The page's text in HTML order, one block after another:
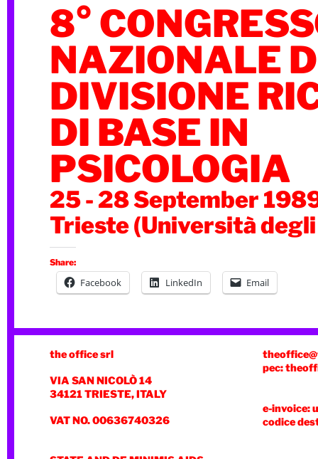
8°
NAZIONALE
DIVISIONE
DI BASE IN
PSICOLOGIA
25 - 28 September
Trieste (Università
Share:
Facebook LinkedIn Email
the office srl
VIA SAN NICOLÒ 14
34121 TRIESTE, ITALY
VAT NO. 00636740326
pec:
e-invoice:
codice